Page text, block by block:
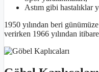
Astım gibi hastalıklar
1950 yılından beri
verirken 1966 yılından